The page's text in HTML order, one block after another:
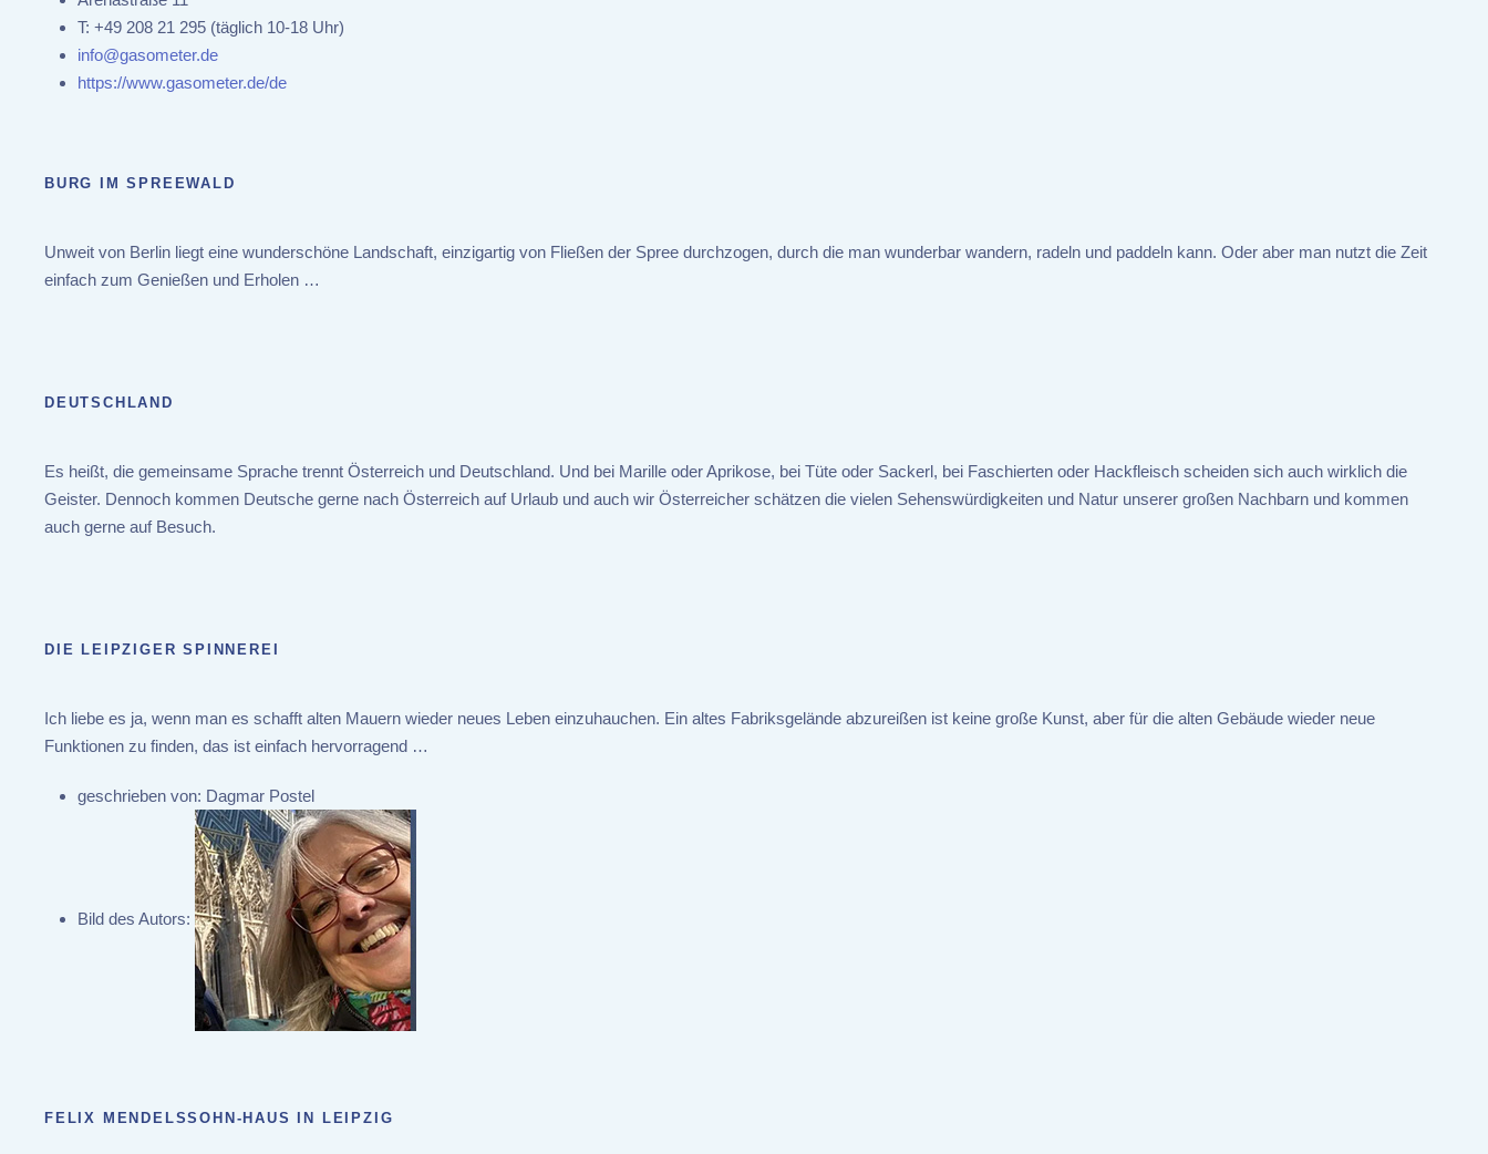
T: +49 208 21 295 (täglich 10-18 Uhr)
info@gasometer.de
https://www.gasometer.de/de
BURG IM SPREEWALD
Unweit von Berlin liegt eine wunderschöne Landschaft, einzigartig von Fließen der Spree durchzogen, durch die man wunderbar wandern, radeln und paddeln kann. Oder aber man nutzt die Zeit
einfach zum Genießen und Erholen …
DEUTSCHLAND
Es heißt, die gemeinsame Sprache trennt Österreich und Deutschland. Und bei Marille oder Aprikose, bei Tüte oder Sackerl, bei Faschierten oder Hackfleisch scheiden sich auch wirklich die
Geister. Dennoch kommen Deutsche gerne nach Österreich auf Urlaub und auch wir Österreicher schätzen die vielen Sehenswürdigkeiten und Natur unserer großen Nachbarn und kommen
auch gerne auf Besuch.
DIE LEIPZIGER SPINNEREI
Ich liebe es ja, wenn man es schafft alten Mauern wieder neues Leben einzuhauchen. Ein altes Fabriksgelände abzureißen ist keine große Kunst, aber für die alten Gebäude wieder neue
Funktionen zu finden, das ist einfach hervorragend …
geschrieben von: Dagmar Postel
Bild des Autors:
FELIX MENDELSSOHN-HAUS IN LEIPZIG